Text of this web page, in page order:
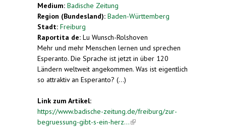
Medium: Badische Zeitung
Region (Bundesland): Baden-Württemberg
Stadt: Freiburg
Raportita de: Lu Wunsch-Rolshoven
Mehr und mehr Menschen lernen und sprechen
Esperanto. Die Sprache ist jetzt in über 120
Ländern weltweit angekommen. Was ist eigentlich
so attraktiv an Esperanto? (...)
Link zum Artikel:
https://www.badische-zeitung.de/freiburg/zur-
begruessung-gibt-s-ein-herz...(link is external)